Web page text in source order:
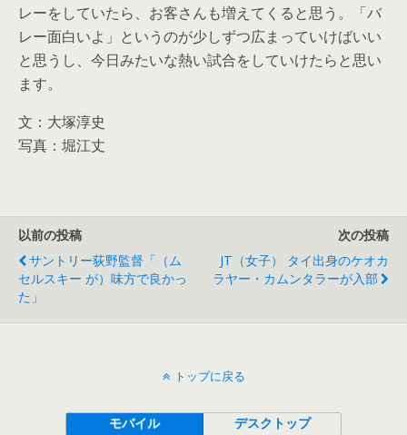
レーをしていたら、お客さんも増えてくると思う。「バ
レー面白いよ」というのが少しずつ広まっていけばいい
と思うし、今日みたいな熱い試合をしていけたらと思い
ます。
文：大塚淳史
写真：堀江丈
以前の投稿
サントリー荻野監督「（ム
セルスキー が）味方で良かっ
た」
次の投稿
JT（女子） タイ出身のケオカ
ラヤー・カムンタラーが入部
トップに戻る
モバイル デスクトップ